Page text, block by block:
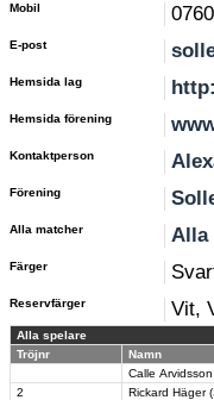
Mobil
E-post
Hemsida lag
Hemsida förening
Kontaktperson
Förening
Alla matcher Alla
Färger
Reservfärger Vit,
Alla spelare
Tröjnr
Namn
Calle
2
Rickard Häger